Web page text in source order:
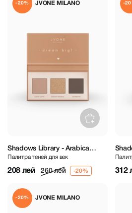
JVONE MILANO
-20%
Shadows Library - Arabica
Petite Eyeshadow Palette
Палитра теней для век
208 лей 260 лей
-
312
JVONE MILANO
-20%